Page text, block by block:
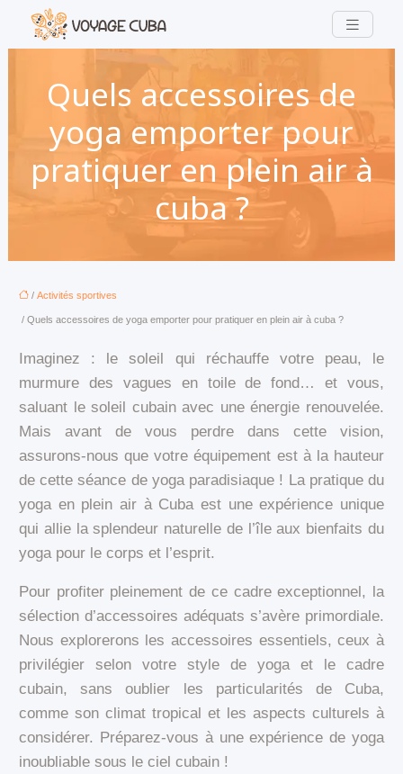
Quels accessoires de
yoga emporter pour
pratiquer en plein air à
cuba ?
/ Activités sportives
/ Quels accessoires de yoga emporter pour pratiquer en plein air à cuba ?
Imaginez : le soleil qui réchauffe votre peau, le
murmure des vagues en toile de fond… et vous,
saluant le soleil cubain avec une énergie renouvelée.
Mais avant de vous perdre dans cette vision,
assurons-nous que votre équipement est à la hauteur
de cette séance de yoga paradisiaque ! La pratique du
yoga en plein air à Cuba est une expérience unique
qui allie la splendeur naturelle de l’île aux bienfaits du
yoga pour le corps et l’esprit.
Pour profiter pleinement de ce cadre exceptionnel, la
sélection d’accessoires adéquats s’avère primordiale.
Nous explorerons les accessoires essentiels, ceux à
privilégier selon votre style de yoga et le cadre
cubain, sans oublier les particularités de Cuba,
comme son climat tropical et les aspects culturels à
considérer. Préparez-vous à une expérience de yoga
inoubliable sous le ciel cubain !